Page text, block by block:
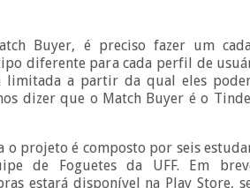
Buyer, é preciso fazer um
diferente para cada perfil de
limitada a partir da qual eles
dizer que o Match Buyer é o
o projeto é composto por seis
de Foguetes da UFF. Em
estará disponível na Play Store,